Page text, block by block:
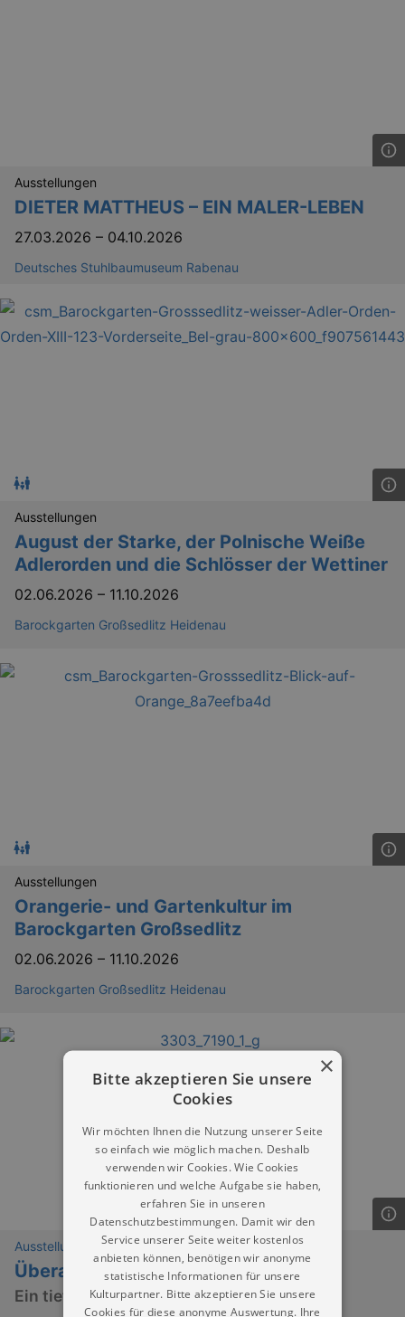
Ausstellungen
DIETER MATTHEUS – EIN MALER-LEBEN
27.03.2026 – 04.10.2026
Deutsches Stuhlbaumuseum Rabenau
Ausstellungen
August der Starke, der Polnische Weiße
Adlerorden und die Schlösser der Wettiner
02.06.2026 – 11.10.2026
Barockgarten Großsedlitz Heidenau
Ausstellungen
Orangerie- und Gartenkultur im
Barockgarten Großsedlitz
02.06.2026 – 11.10.2026
Barockgarten Großsedlitz Heidenau
Ausstellungen
Überall ein Sehnen
Ein tiefer Blick in die Dresdner Romantik
×
Bitte akzeptieren Sie unsere
Cookies
Wir möchten Ihnen die Nutzung unserer Seite
so einfach wie möglich machen. Deshalb
verwenden wir Cookies. Wie Cookies
funktionieren und welche Aufgabe sie haben,
erfahren Sie in unseren
Datenschutzbestimmungen. Damit wir den
Service unserer Seite weiter kostenlos
anbieten können, benötigen wir anonyme
statistische Informationen für unsere
Kulturpartner. Bitte akzeptieren Sie unsere
Cookies für diese anonyme Auswertung. Ihre